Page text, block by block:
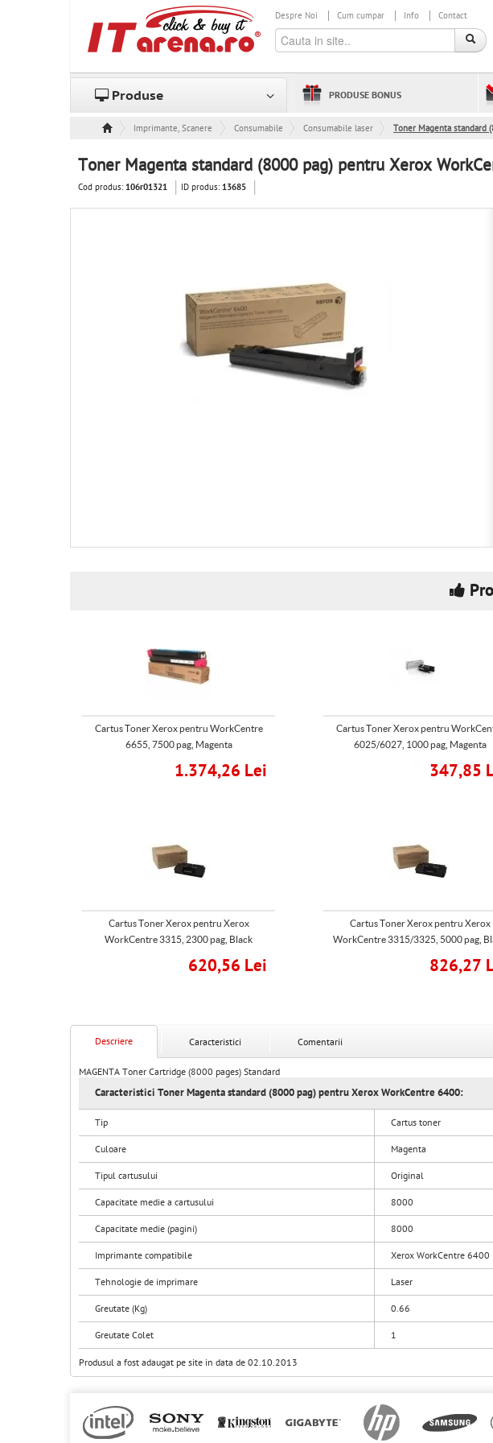
Despre Noi Cum cumpar Info Contact
Produse PRODUSE BONUS
Imprimante, Scanere & Consumabile
Consumabile Consumabile laser Toner Magenta standard
Toner Magenta standard (8000 pag) pentru Xerox
Cod produs: 106r01321 ID produs: 13685
Cartus Toner Xerox pentru WorkCentre
6655, 7500 pag, Magenta
1.374,26 Lei
Cartus Toner Xerox pentru
6025/6027, 1000 pag, Magenta
347,85
Cartus Toner Xerox pentru Xerox
WorkCentre 3315, 2300 pag, Black
620,56 Lei
Cartus Toner Xerox pentru Xerox
WorkCentre 3315/3325, 5000 pag,
826,27
Descriere Caracteristici Comentarii
MAGENTA Toner Cartridge (8000 pages) Standard
Caracteristici Toner Magenta standard (8000 pag) pentru Xerox WorkCentre 6400:
Tip Cartus toner
Culoare Magenta
Tipul cartusului Original
Capacitate medie a cartusului 8000
Capacitate medie (pagini) 8000
Imprimante compatibile Xerox WorkCentre 6400
Tehnologie de imprimare Laser
Greutate (Kg) 0.66
Greutate Colet 1
Produsul a fost adaugat pe site in data de 02.10.2013